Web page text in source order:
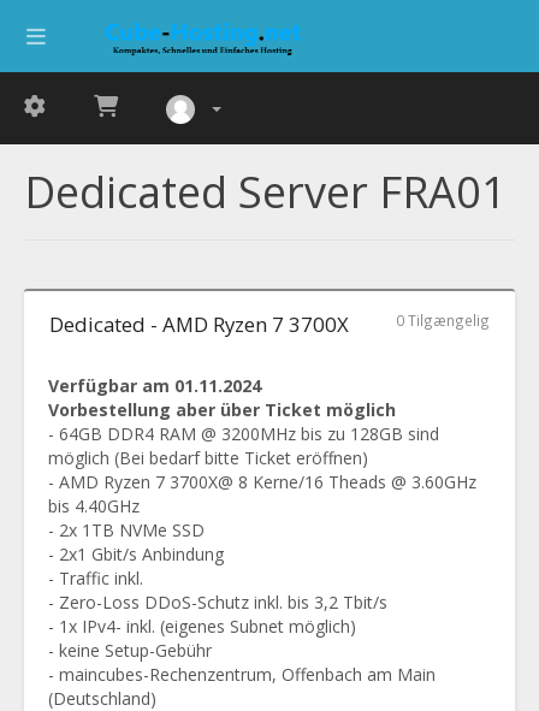
Dedicated Server FRA01
Dedicated - AMD Ryzen 7 3700X 0 Tilgængelig
Verfügbar am 01.11.2024
Vorbestellung aber über Ticket möglich
- 64GB DDR4 RAM @ 3200MHz bis zu 128GB sind
möglich (Bei bedarf bitte Ticket eröffnen)
- AMD Ryzen 7 3700X@ 8 Kerne/16 Theads @ 3.60GHz
bis 4.40GHz
- 2x 1TB NVMe SSD
- 2x1 Gbit/s Anbindung
- Traffic inkl.
- Zero-Loss DDoS-Schutz inkl. bis 3,2 Tbit/s
- 1x IPv4- inkl. (eigenes Subnet möglich)
- keine Setup-Gebühr
- maincubes-Rechenzentrum, Offenbach am Main
(Deutschland)